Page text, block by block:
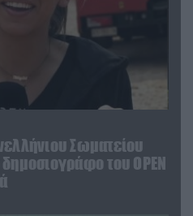
Σωματείου
του OPEN